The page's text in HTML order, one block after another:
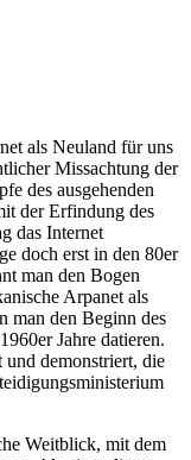
als Neuland für uns
Missachtung der
des ausgehenden
der Erfindung des
das Internet
doch erst in den 80er
man den Bogen
Arpanet als
man den Beginn des
Jahre datieren.
demonstriert, die
Weitblick, mit dem